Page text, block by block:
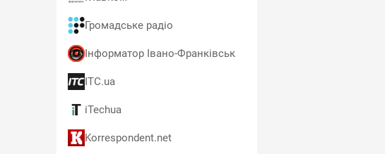
Громадське радіо
Інформатор Івано-Франківськ
ITC.ua
iTechua
Korrespondent.net